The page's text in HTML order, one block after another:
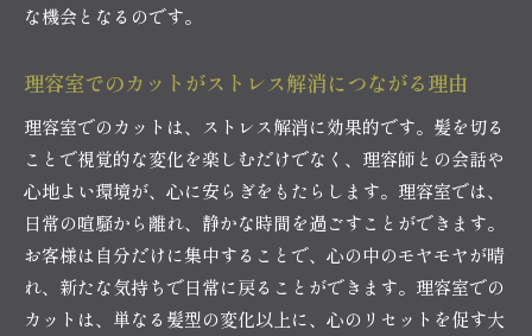
な機会となるのです。
理容室でのカットがストレス解消につながる理由
理容室でのカットは、ストレス解消に効果的です。髪を切る
ことで視覚的な変化を楽しむだけでなく、理容師との会話や
心地よい環境が、心に安らぎをもたらします。理容室では、
日常の喧騒から離れ、静かな時間を過ごすことができます。
お客様は自分だけに集中することで、心の中のモヤモヤが晴
れ、新たな気持ちで日常に戻ることができます。理容室での
カットは、単なる髪型の変化以上に、心のリセットを促す大